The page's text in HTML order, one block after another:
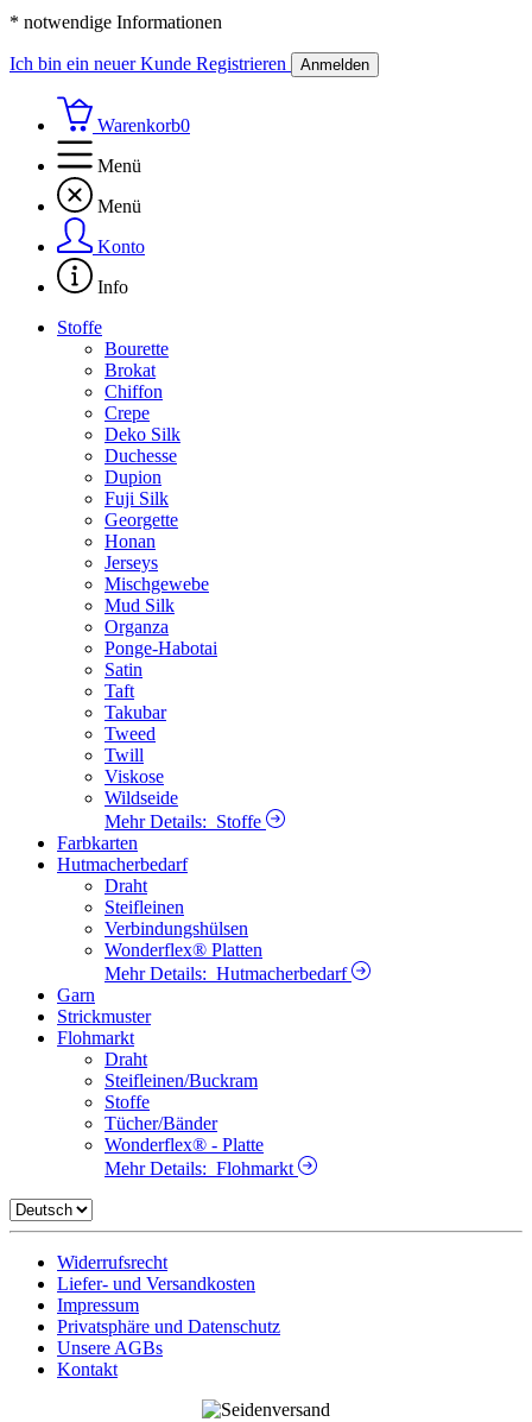
* notwendige Informationen
Ich bin ein neuer Kunde Registrieren Anmelden
Warenkorb0
Menü
Menü
Konto
Info
Stoffe
Bourette
Brokat
Chiffon
Crepe
Deko Silk
Duchesse
Dupion
Fuji Silk
Georgette
Honan
Jerseys
Mischgewebe
Mud Silk
Organza
Ponge-Habotai
Satin
Taft
Takubar
Tweed
Twill
Viskose
Wildseide
Mehr Details: Stoffe
Farbkarten
Hutmacherbedarf
Draht
Steifleinen
Verbindungshülsen
Wonderflex® Platten
Mehr Details: Hutmacherbedarf
Garn
Strickmuster
Flohmarkt
Draht
Steifleinen/Buckram
Stoffe
Tücher/Bänder
Wonderflex® - Platte
Mehr Details: Flohmarkt
Widerrufsrecht
Liefer- und Versandkosten
Impressum
Privatsphäre und Datenschutz
Unsere AGBs
Kontakt